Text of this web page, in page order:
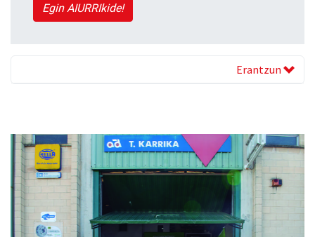
Egin AIURRIkide!
Erantzun